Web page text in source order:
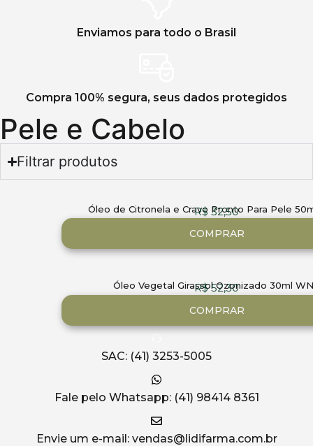
Enviamos para todo o Brasil
Compra 100% segura, seus dados protegidos
Pele e Cabelo
Filtrar produtos
Óleo de Citronela e Cravo Pronto Para Pele
R$ 32,50
COMPRAR
Óleo Vegetal Girassol Ozonizado 30ml
R$52,30
COMPRAR
SAC: (41) 3253-5005
Fale pelo Whatsapp: (41) 98414 8361
Envie um e-mail: vendas@lidifarma.com.br